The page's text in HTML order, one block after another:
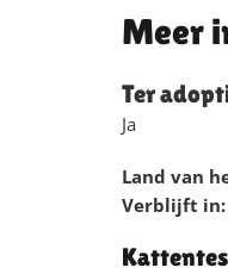
Meer
Ter
Ja
Land van
Verblijft in: